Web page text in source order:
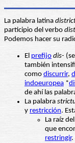
La palabra latina
participio del verbo
Podemos hacer su
El prefijo dis-
también
como discurrir,
indoeuropea *
de ahí las
La palabra
y restricción.
La raíz
que
restringir.